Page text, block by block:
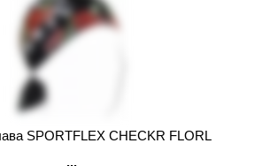
SPORTFLEX CHECKR FLORL